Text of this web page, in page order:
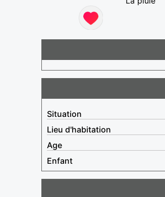
Situation
Lieu d'habitation
Age
Enfant